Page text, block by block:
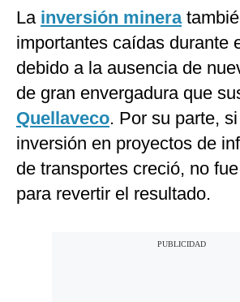
La inversión minera
importantes caídas durante
debido a la ausencia de
de gran envergadura que
Quellaveco. Por su parte,
inversión en proyectos de
de transportes creció, no
para revertir el resultado.